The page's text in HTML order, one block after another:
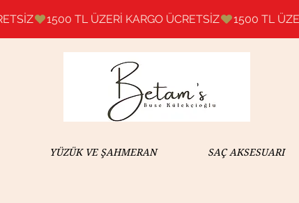
YÜZÜK VE ŞAHMERAN SAÇ AKSESUARI